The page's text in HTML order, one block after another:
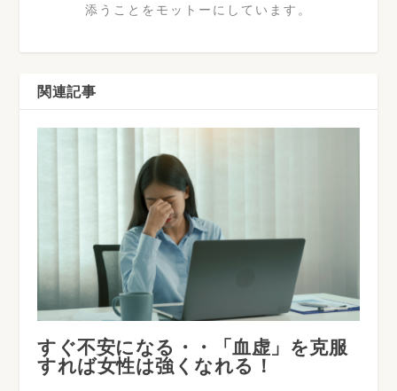
添うことをモットーにしています。
関連記事
すぐ不安になる・・「血虚」を克服
すれば女性は強くなれる！